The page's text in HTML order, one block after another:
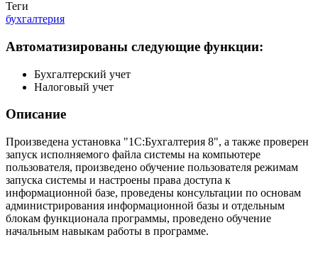
Теги
бухгалтерия
Автоматизированы следующие функции:
Бухгалтерский учет
Налоговый учет
Описание
Произведена установка "1С:Бухгалтерия 8", а также проверен
запуск исполняемого файла системы на компьютере
пользователя, произведено обучение пользователя режимам
запуска системы и настроены права доступа к
информационной базе, проведены консультации по основам
администрирования информационной базы и отдельным
блокам функционала программы, проведено обучение
начальным навыкам работы в программе.